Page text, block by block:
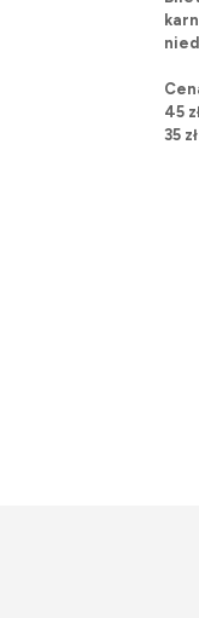
45
35